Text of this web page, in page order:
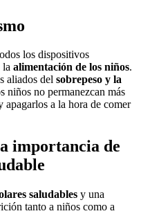
los dispositivos
la alimentación de los niños.
aliados del sobrepeso y la
niños no permanezcan más
apagarlos a la hora de comer
importancia de
saludables y una
tanto a niños como a